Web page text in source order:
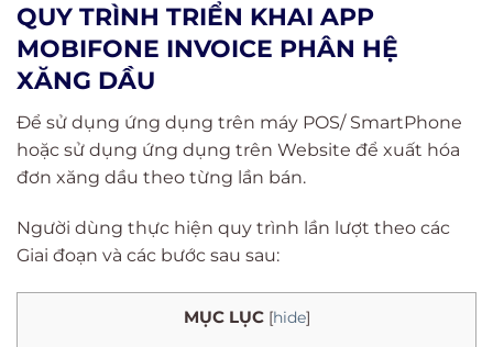
QUY TRÌNH TRIỂN KHAI APP
MOBIFONE INVOICE PHÂN HỆ
XĂNG DẦU
Để sử dụng ứng dụng trên máy POS/ SmartPhone
hoặc sử dụng ứng dụng trên Website để xuất hóa
đơn xăng dầu theo từng lần bán.
Người dùng thực hiện quy trình lần lượt theo các
Giai đoạn và các bước sau sau:
MỤC LỤC [hide]